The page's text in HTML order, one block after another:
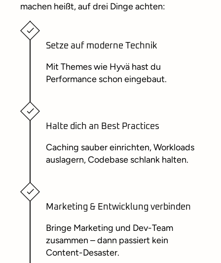
machen heißt, auf drei Dinge achten:
Setze auf moderne Technik
Mit Themes wie Hyvä hast du
Performance schon eingebaut.
Halte dich an Best Practices
Caching sauber einrichten, Workloads
auslagern, Codebase schlank halten.
Marketing & Entwicklung verbinden
Bringe Marketing und Dev-Team
zusammen – dann passiert kein
Content-Desaster.